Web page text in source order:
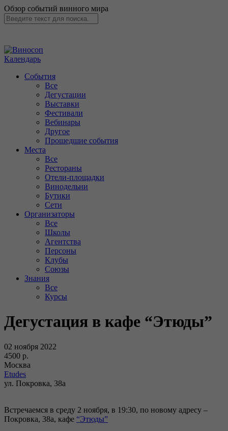
Обзор событий винного мира
Календарь
События
Все
Дегустации
Выставки
Фестивали
Вебинары
Другое
Прошедшие события
Места
Все
Рестораны
Отели-площадки
Винодельни
Бутики
Сети
Организаторы
Все
Школы
Агентства
Персоны
Клубы
Союзы
Знания
Все
Курсы
Дегустация в кафе “Этюды”
02 ноября 2022
4500 р.
Москва
Etudes
ул. Покровка, 38а
Встречаемся в среду 2 ноября, в 19:30, по новому адресу –
Покровка, 38а, кафе “Этюды”